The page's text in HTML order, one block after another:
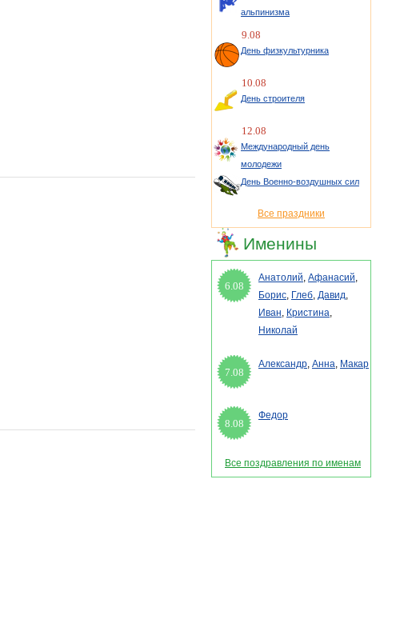
альпинизма
9.08
День физкультурника
10.08
День строителя
12.08
Международный день
молодежи
День Военно-воздушных сил
Все праздники
Именины
6.08
Анатолий, Афанасий,
Борис, Глеб, Давид,
Иван, Кристина,
Николай
7.08
Александр, Анна, Макар
8.08
Федор
Все поздравления по именам